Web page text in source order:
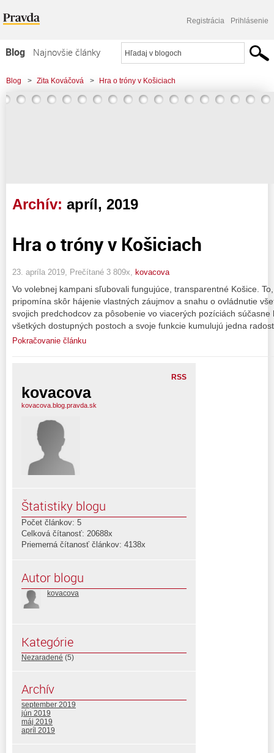
Registrácia Prihlásenie
Blog
Najnovšie články
Najčítanejšie články
Najkomentovanejšie články
Blog > Zita Kováčová > Hra o tróny v Košiciach
Archív: apríl, 2019
Hra o tróny v Košiciach
23. apríla 2019, Prečítané 3 809x, kovacova
Vo volebnej kampani sľubovali fungujúce, transparentné Košice.
pripomína skôr hájenie vlastných záujmov a snahu o ovládnutie
svojich predchodcov za pôsobenie vo viacerých pozíciách
všetkých dostupných postoch a svoje funkcie kumulujú jedna
Pokračovanie článku
RSS
kovacova
kovacova.blog.pravda.sk
Štatistiky blogu
Počet článkov: 5
Celková čítanosť: 20688x
Priemerná čítanosť článkov: 4138x
Autor blogu
kovacova
Kategórie
Nezaradené (5)
Archív
september 2019
jún 2019
máj 2019
apríl 2019